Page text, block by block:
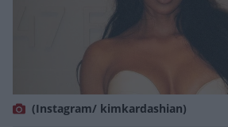
(Instagram/ kimkardashian)